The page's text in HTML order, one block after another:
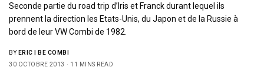
Sign Up to Our Newsletter
Seconde partie du road trip d’Iris et Franck durant lequel ils
prennent la direction les Etats-Unis, du Japon et de la Russie à
bord de leur VW Combi de 1982.
BY ERIC | BE COMBI
30 OCTOBRE 2013
11 MINS READ